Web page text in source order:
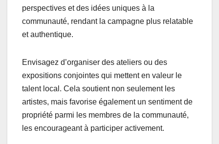
perspectives et des idées uniques à la
communauté, rendant la campagne plus relatable
et authentique.
Envisagez d’organiser des ateliers ou des
expositions conjointes qui mettent en valeur le
talent local. Cela soutient non seulement les
artistes, mais favorise également un sentiment de
propriété parmi les membres de la communauté,
les encourageant à participer activement.